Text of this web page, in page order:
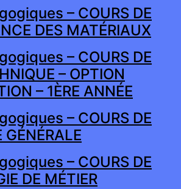
– COURS DE
DES MATÉRIAUX
– COURS DE
– OPTION
– 1ÈRE ANNÉE
– COURS DE
– COURS DE
DE MÉTIER